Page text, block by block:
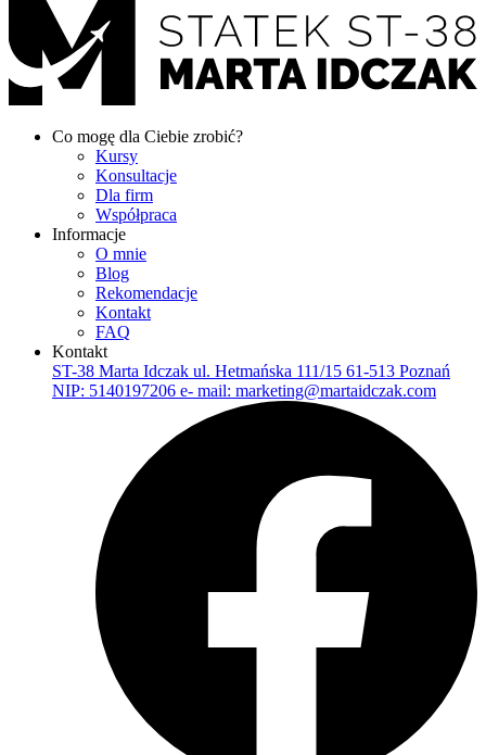
Co mogę dla Ciebie zrobić?
Kursy
Konsultacje
Dla firm
Współpraca
Informacje
O mnie
Blog
Rekomendacje
Kontakt
FAQ
Kontakt
ST-38 Marta Idczak ul. Hetmańska 111/15 61-513 Poznań
NIP: 5140197206 e- mail: marketing@martaidczak.com